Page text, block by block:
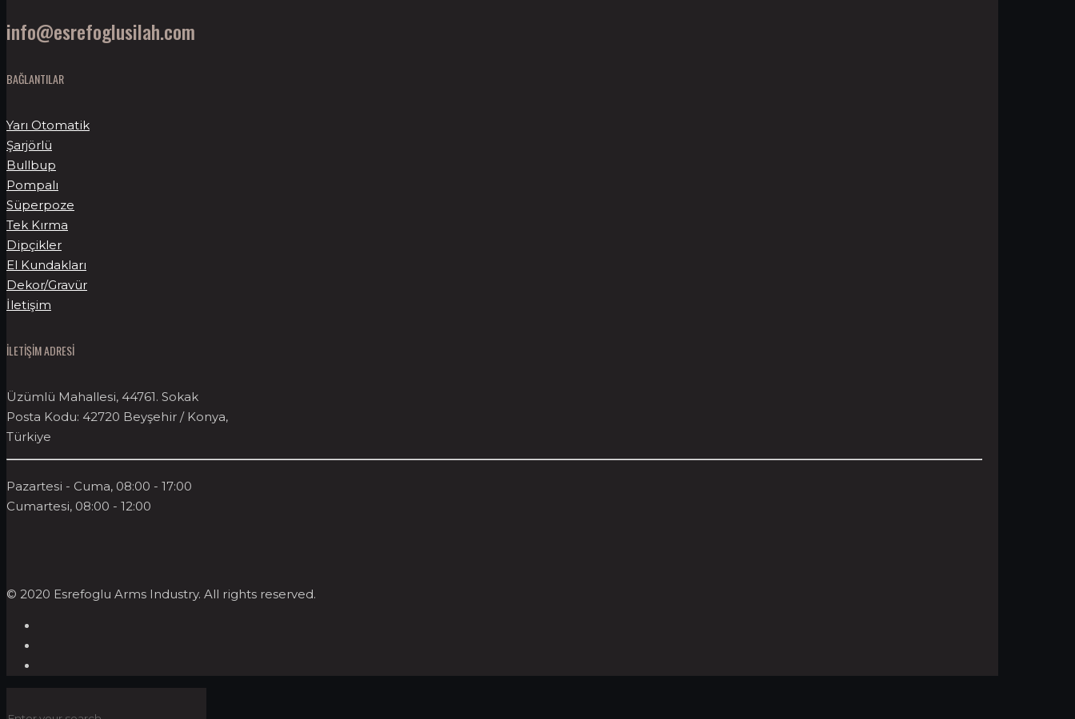
info@esrefoglusilah.com
BAĞLANTILAR
Yarı Otomatik
Şarjörlü
Bullbup
Pompalı
Süperpoze
Tek Kırma
Dipçikler
El Kundakları
Dekor/Gravür
İletişim
İLETİŞİM ADRESİ
Üzümlü Mahallesi, 44761. Sokak
Posta Kodu: 42720 Beyşehir / Konya,
Türkiye
Pazartesi - Cuma, 08:00 - 17:00
Cumartesi, 08:00 - 12:00
© 2020 Esrefoglu Arms Industry. All rights reserved.